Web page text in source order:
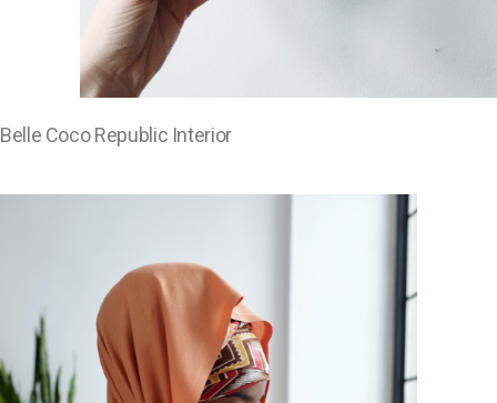
Belle Coco Republic Interior